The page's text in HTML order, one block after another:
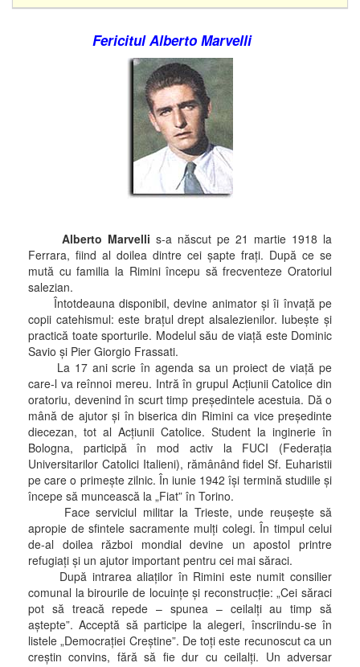
Fericitul Alberto Marvelli
Alberto Marvelli s-a născut pe 21 martie 1918 la
Ferrara, fiind al doilea dintre cei şapte fraţi. După ce se
mută cu familia la Rimini începu să frecventeze Oratoriul
salezian.
Întotdeauna disponibil, devine animator şi îi învaţă pe
copii catehismul: este braţul drept alsalezienilor. Iubeşte şi
practică toate sporturile. Modelul său de viaţă este Dominic
Savio şi Pier Giorgio Frassati.
La 17 ani scrie în agenda sa un proiect de viaţă pe
care-l va reînnoi mereu. Intră în grupul Acţiunii Catolice din
oratoriu, devenind în scurt timp preşedintele acestuia. Dă o
mână de ajutor şi în biserica din Rimini ca vice preşedinte
diecezan, tot al Acţiunii Catolice. Student la inginerie în
Bologna, participă în mod activ la FUCI (Federaţia
Universitarilor Catolici Italieni), rămânând fidel Sf. Euharistii
pe care o primeşte zilnic. În iunie 1942 îşi termină studiile şi
începe să muncească la „Fiat” în Torino.
Face serviciul militar la Trieste, unde reuşeşte să
apropie de sfintele sacramente mulţi colegi. În timpul celui
de-al doilea război mondial devine un apostol printre
refugiaţi şi un ajutor important pentru cei mai săraci.
După intrarea aliaţilor în Rimini este numit consilier
comunal la birourile de locuinţe şi reconstrucţie: „Cei săraci
pot să treacă repede – spunea – ceilalţi au timp să
aştepte”. Acceptă să participe la alegeri, înscriindu-se în
listele „Democraţiei Creştine”. De toţi este recunoscut ca un
creştin convins, fără să fie dur cu ceilalţi. Un adversar